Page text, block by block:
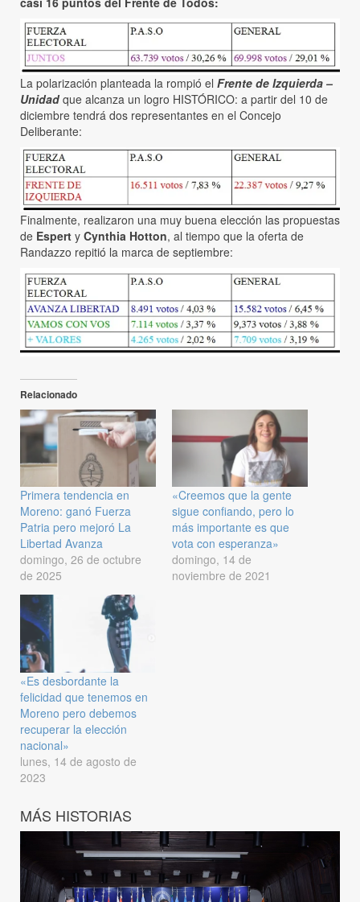
La polarización planteada la rompió el Frente de Izquierda –
Unidadque alcanza un logro HISTÓRICO: a partir del 10 de
diciembre tendrá dos representantes en el Concejo
Deliberante:
Finalmente, realizaron una muy buena elección las propuestas
de Espert y Cynthia Hotton, al tiempo que la oferta de
Randazzo repitió la marca de septiembre:
Relacionado
Primera tendencia en
Moreno: ganó Fuerza
Patria pero mejoró La
Libertad Avanza
domingo, 26 de octubre
de 2025
«Creemos que la gente
sigue confiando, pero lo
más importante es que
vota con esperanza»
domingo, 14 de
noviembre de 2021
«Es desbordante la
felicidad que tenemos en
Moreno pero debemos
recuperar la elección
nacional»
lunes, 14 de agosto de
2023
MÁS HISTORIAS